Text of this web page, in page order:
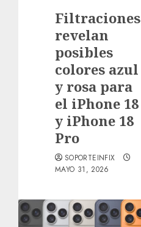
Filtraciones
revelan
posibles
colores azul
y rosa para
el iPhone 18
y iPhone 18
Pro
SOPORTEINFIX
MAYO 31, 2026